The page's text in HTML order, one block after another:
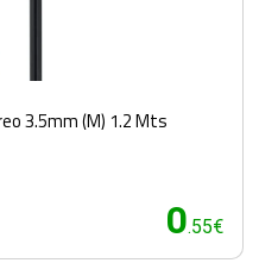
3.5mm (M) 1.2 Mts
0.55€